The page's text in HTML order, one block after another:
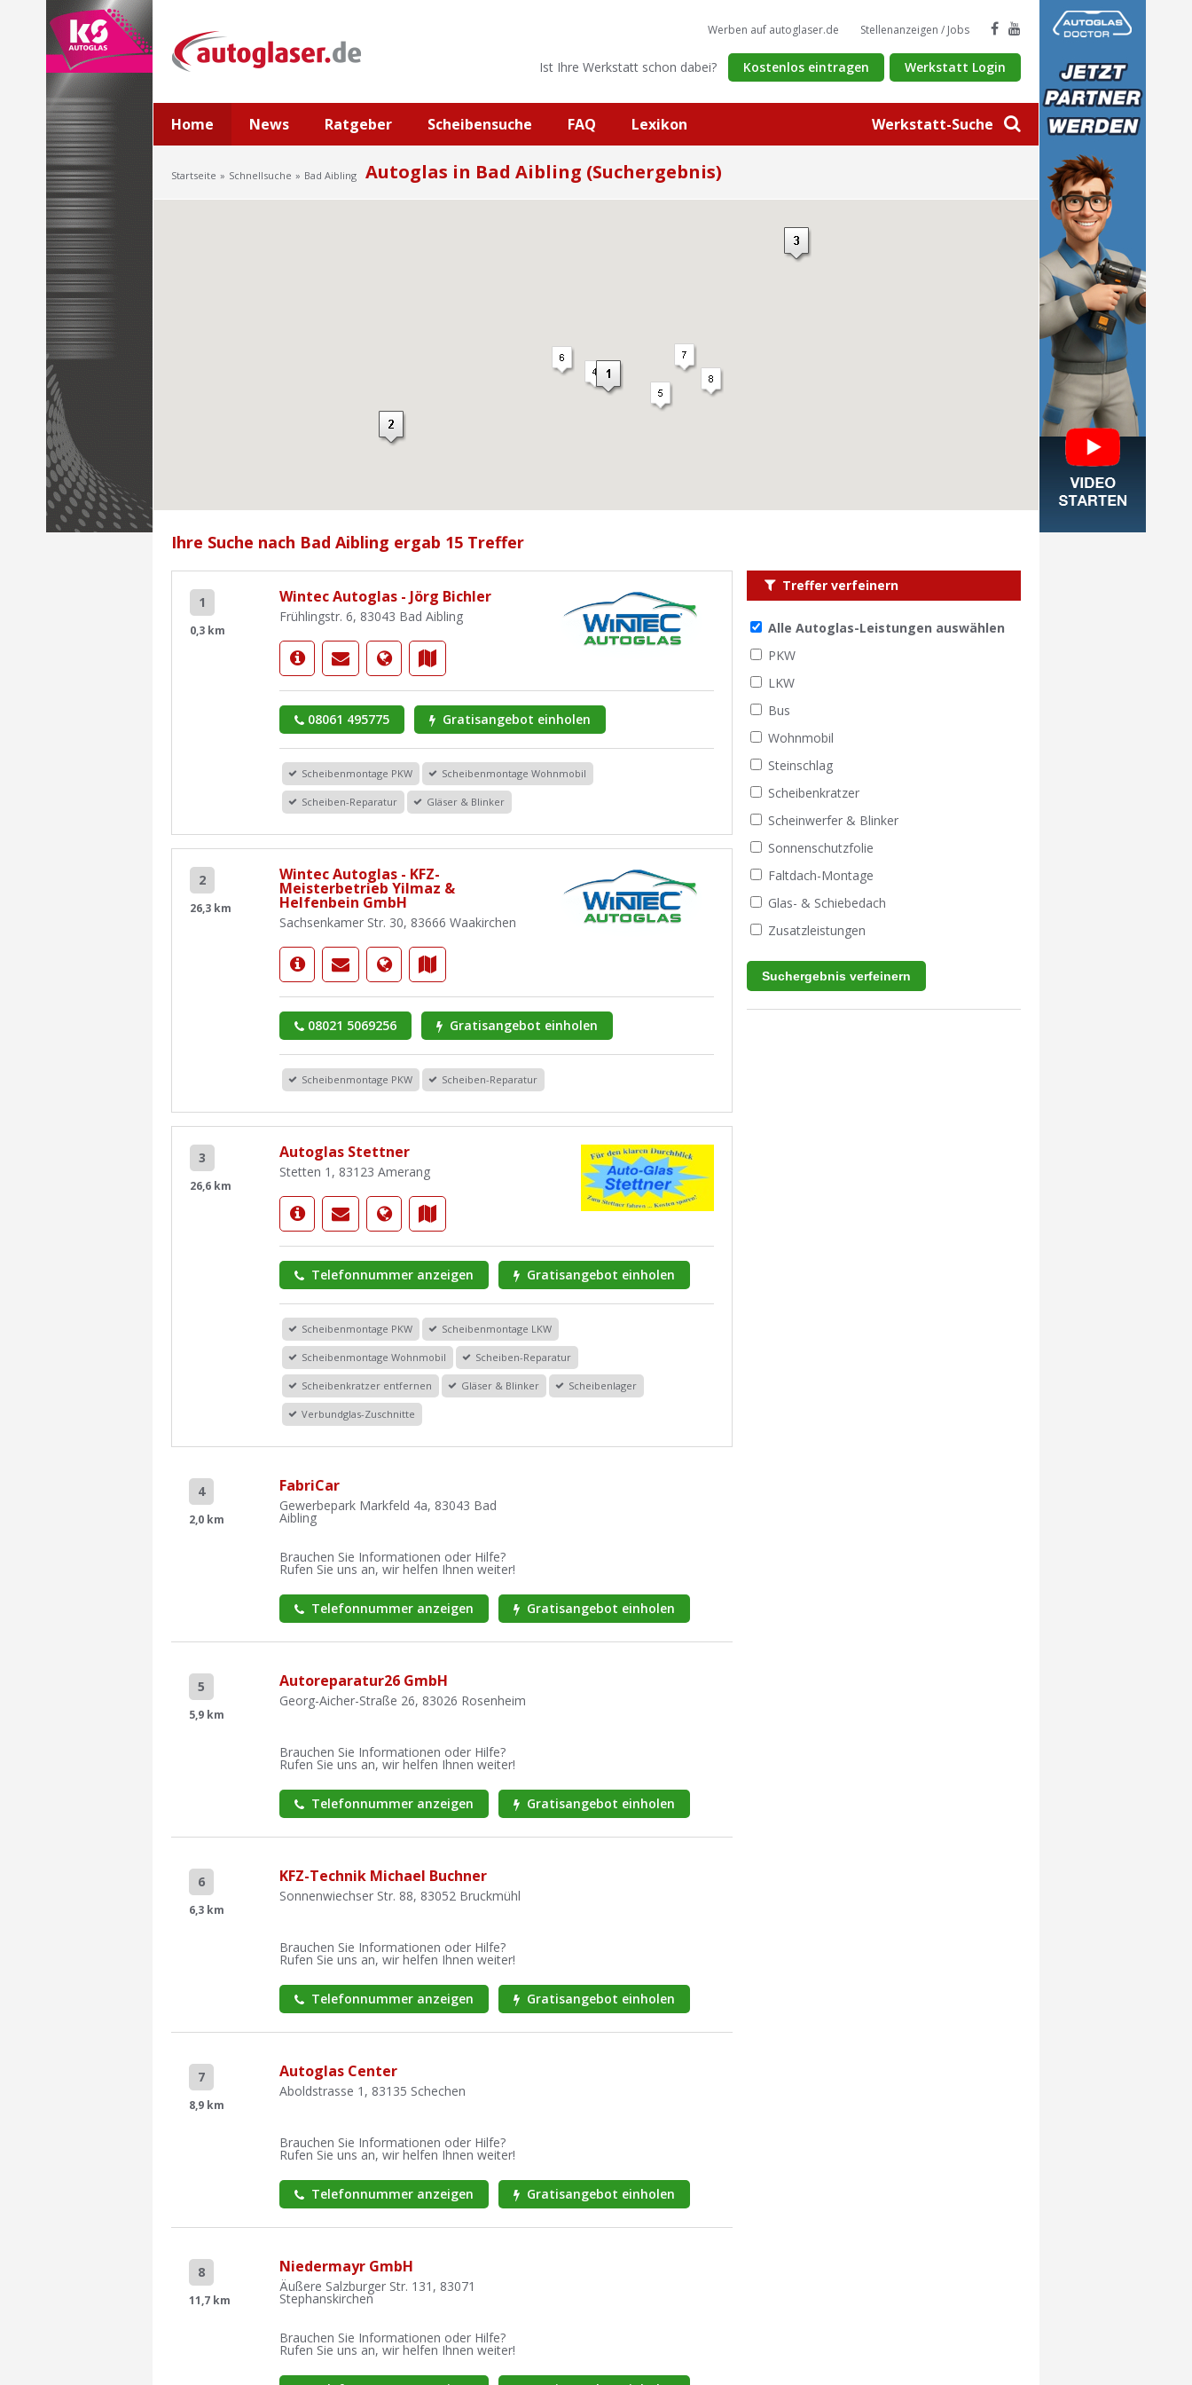
Werkstatt-Suche
Werben auf autoglaser.de Stellenanzeigen / Jobs
Ist Ihre Werkstatt schon dabei? Kostenlos eintragen Werkstatt Login
Home News Ratgeber Scheibensuche FAQ Lexikon
Startseite Schnellsuche Bad Aibling Autoglas in Bad Aibling (Suchergebnis)
Ihre Suche nach Bad Aibling ergab 15 Treffer
1
0,3 km
Wintec Autoglas - Jörg Bichler
Frühlingstr. 6, 83043 Bad Aibling
08061 495775 Gratisangebot einholen
Scheibenmontage PKW Scheibenmontage Wohnmobil
Scheiben-Reparatur Gläser & Blinker
2
26,3 km
Wintec Autoglas - KFZ-
Meisterbetrieb Yilmaz &
Helfenbein GmbH
Sachsenkamer Str. 30, 83666 Waakirchen
08021 5069256 Gratisangebot einholen
Scheibenmontage PKW Scheiben-Reparatur
3
26,6 km
Autoglas Stettner
Stetten 1, 83123 Amerang
Telefonnummer anzeigen Gratisangebot einholen
Scheibenmontage PKW Scheibenmontage LKW
Scheibenmontage Wohnmobil Scheiben-Reparatur
Scheibenkratzer entfernen Gläser & Blinker Scheibenlager
Verbundglas-Zuschnitte
4
2,0 km
FabriCar
Gewerbepark Markfeld 4a, 83043 Bad
Aibling
Brauchen Sie Informationen oder Hilfe?
Rufen Sie uns an, wir helfen Ihnen weiter!
Telefonnummer anzeigen Gratisangebot einholen
5
5,9 km
Autoreparatur26 GmbH
Georg-Aicher-Straße 26, 83026 Rosenheim
Brauchen Sie Informationen oder Hilfe?
Rufen Sie uns an, wir helfen Ihnen weiter!
Telefonnummer anzeigen Gratisangebot einholen
6
6,3 km
KFZ-Technik Michael Buchner
Sonnenwiechser Str. 88, 83052 Bruckmühl
Brauchen Sie Informationen oder Hilfe?
Rufen Sie uns an, wir helfen Ihnen weiter!
Telefonnummer anzeigen Gratisangebot einholen
7
8,9 km
Autoglas Center
Aboldstrasse 1, 83135 Schechen
Brauchen Sie Informationen oder Hilfe?
Rufen Sie uns an, wir helfen Ihnen weiter!
Telefonnummer anzeigen Gratisangebot einholen
8
11,7 km
Niedermayr GmbH
Äußere Salzburger Str. 131, 83071
Stephanskirchen
Brauchen Sie Informationen oder Hilfe?
Rufen Sie uns an, wir helfen Ihnen weiter!
Treffer verfeinern
Alle Autoglas-Leistungen auswählen
PKW
LKW
Bus
Wohnmobil
Steinschlag
Scheibenkratzer
Scheinwerfer & Blinker
Sonnenschutzfolie
Faltdach-Montage
Glas- & Schiebedach
Zusatzleistungen